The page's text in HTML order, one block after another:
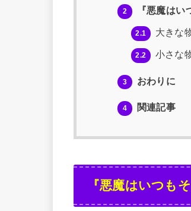
2 『悪魔はい
2.1 大きな
2.2 小さな
3 おわりに
4 関連記事
『悪魔はいつも